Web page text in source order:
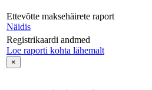
Ettevõtte maksehäirete raport
Näidis
Registrikaardi andmed
Loe raporti kohta lähemalt
×